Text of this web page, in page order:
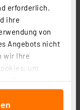
erforderlich.
ihre
von
Angebots nicht
wir Ihre
um
und die Zugriffe
geben
zu Versandkosten